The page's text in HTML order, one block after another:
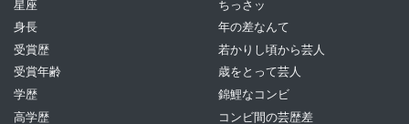
星座
身長
受賞歴
受賞年齢
学歴
高学歴
ちっさッ
年の差なんて
若かりし頃から芸人
歳をとって芸人
錦鯉なコンビ
コンビ間の芸歴差